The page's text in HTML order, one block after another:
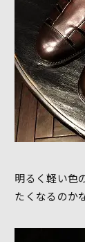
明るく軽い色
たくなるのか